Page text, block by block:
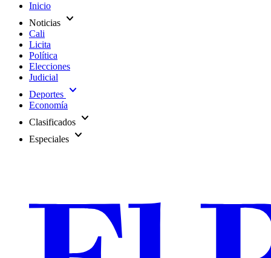
Inicio
Noticias expand_more
Cali
Licita
Política
Elecciones
Judicial
Deportes expand_more
Economía
Clasificados expand_more
Especiales expand_more